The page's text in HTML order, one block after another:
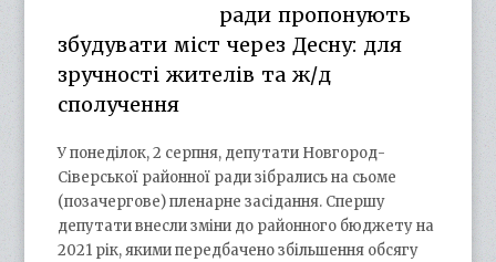
ради пропонують
збудувати міст через Десну: для
зручності жителів та ж/д
сполучення
У понеділок, 2 серпня, депутати Новгород-
Сіверської районної ради зібрались на сьоме
(позачергове) пленарне засідання. Спершу
депутати внесли зміни до районного бюджету на
2021 рік, якими передбачено збільшення обсягу